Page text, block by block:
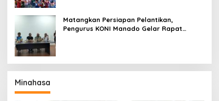
Matangkan Persiapan Pelantikan,
Pengurus KONI Manado Gelar Rapat
Minahasa